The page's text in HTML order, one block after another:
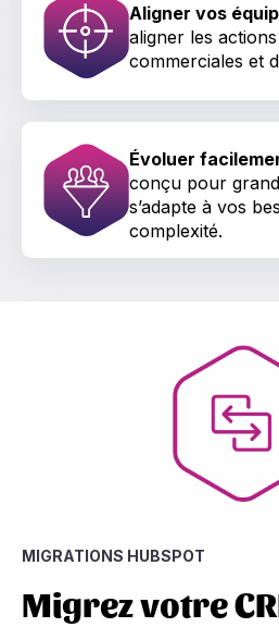
Aligner vos
aligner les
commerciales et
Évoluer
conçu pour
s’adapte à vos
complexité.
MIGRATIONS HUBSPOT
Migrez votre